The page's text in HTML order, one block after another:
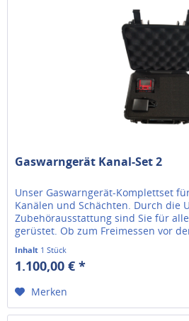
Gaswarngerät Kanal-Set 2
Unser Gaswarngerät-Komplettset
Kanälen und Schächten. Durch die
Zubehörausstattung sind Sie für
gerüstet. Ob zum Freimessen vor
Ansaugschlauch oder zur...
Inhalt 1 Stück
1.100,00 € *
Merken